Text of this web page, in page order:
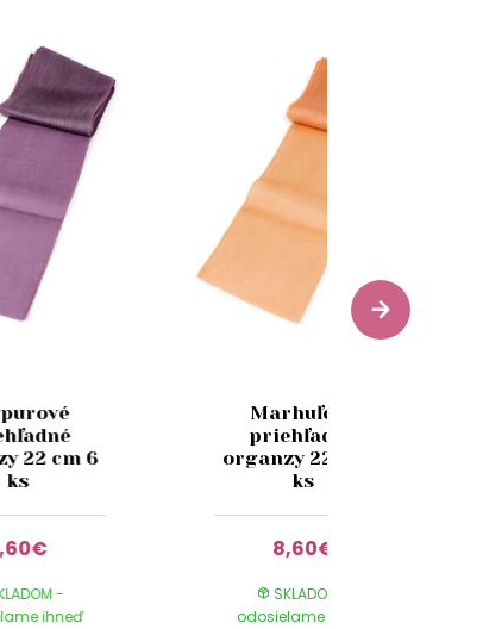
22 cm 6
ks
-
ihneď
Marhuľové
priehľadné
organzy 22 cm 6
ks
8,60€
SKLADOM -
odosielame ihneď